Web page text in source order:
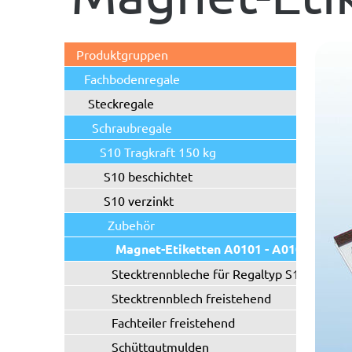
Produktgruppen
Fachbodenregale
Steckregale
Schraubregale
S10 Tragkraft 150 kg
S10 beschichtet
S10 verzinkt
Zubehör
Magnet-Etiketten A0101 - A0102
Stecktrennbleche für Regaltyp S10/S20
Stecktrennblech freistehend
Fachteiler freistehend
Schüttgutmulden